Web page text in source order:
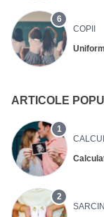
6
COPII
ARTICOLE
1
2